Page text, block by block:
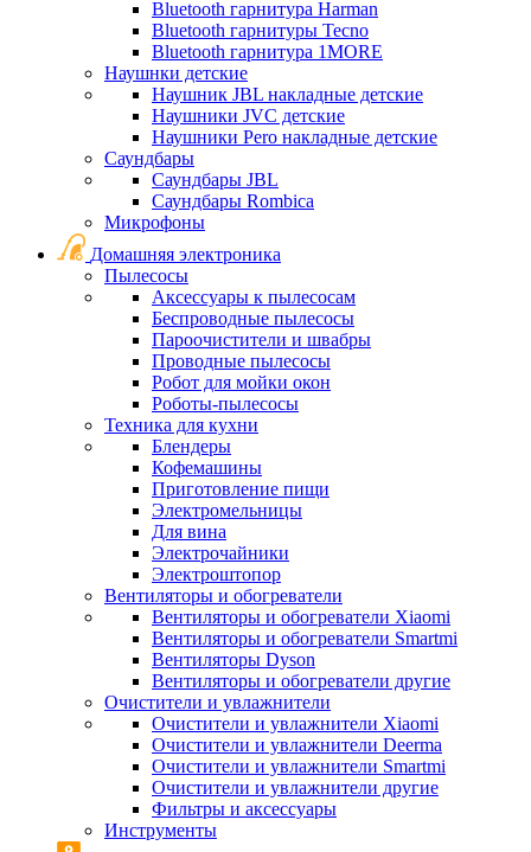
Bluetooth гарнитура Harman
Bluetooth гарнитуры Tecno
Bluetooth гарнитура 1MORE
Наушнки детские
Наушник JBL накладные детские
Наушники JVC детские
Наушники Pero накладные детские
Саундбары
Саундбары JBL
Саундбары Rombica
Микрофоны
Домашняя электроника
Пылесосы
Аксессуары к пылесосам
Беспроводные пылесосы
Пароочистители и швабры
Проводные пылесосы
Робот для мойки окон
Роботы-пылесосы
Техника для кухни
Блендеры
Кофемашины
Приготовление пищи
Электромельницы
Для вина
Электрочайники
Электроштопор
Вентиляторы и обогреватели
Вентиляторы и обогреватели Xiaomi
Вентиляторы и обогреватели Smartmi
Вентиляторы Dyson
Вентиляторы и обогреватели другие
Очистители и увлажнители
Очистители и увлажнители Xiaomi
Очистители и увлажнители Deerma
Очистители и увлажнители Smartmi
Очистители и увлажнители другие
Фильтры и аксессуары
Инструменты